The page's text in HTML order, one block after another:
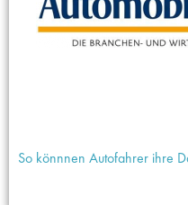
So könnnen Autofahrer ihre